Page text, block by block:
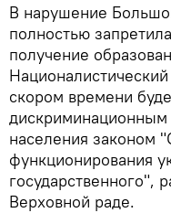
В нарушение
полностью
получение
скором времени
дискриминационным
населения законом
функционирования
государственного",
Верховной раде.